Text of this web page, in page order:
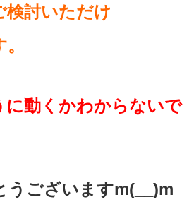
検討いただけ
に動くかわからないで
うございますm(__)m